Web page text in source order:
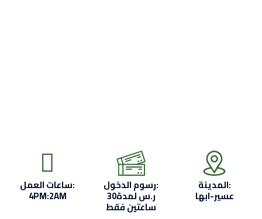
ساعات العمل:
4PM:2AM
رسوم الدخول:
30ر.س لمدة
ساعتين فقط
المدينة:
عسير-ابها